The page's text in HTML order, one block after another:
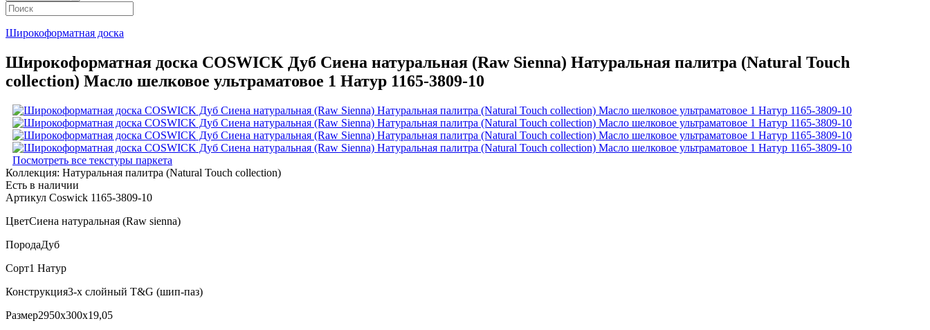
Широкоформатная доска
Широкоформатная доска COSWICK Дуб Сиена натуральная (Raw Sienna) Натуральная палитра (Natural Touch
collection) Масло шелковое ультраматовое 1 Натур 1165-3809-10
Посмотреть все текстуры паркета
Коллекция: Натуральная палитра (Natural Touch collection)
Есть в наличии
Артикул Coswick 1165-3809-10
ЦветСиена натуральная (Raw sienna)
ПородаДуб
Сорт1 Натур
Конструкция3-х слойный T&G (шип-паз)
Размер2950x300x19,05